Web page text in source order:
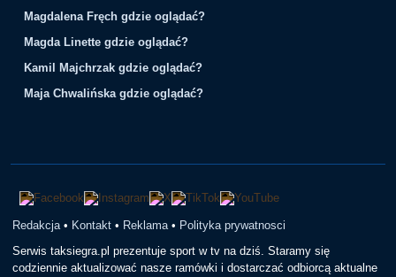
Magdalena Fręch gdzie oglądać?
Magda Linette gdzie oglądać?
Kamil Majchrzak gdzie oglądać?
Maja Chwalińska gdzie oglądać?
Redakcja • Kontakt • Reklama • Polityka prywatnosci
Serwis taksiegra.pl prezentuje sport w tv na dziś. Staramy się
codziennie aktualizować nasze ramówki i dostarczać odbiorcą aktualne